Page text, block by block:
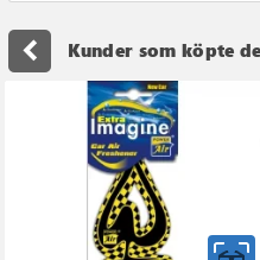
Kunder som köpte
navigate_before